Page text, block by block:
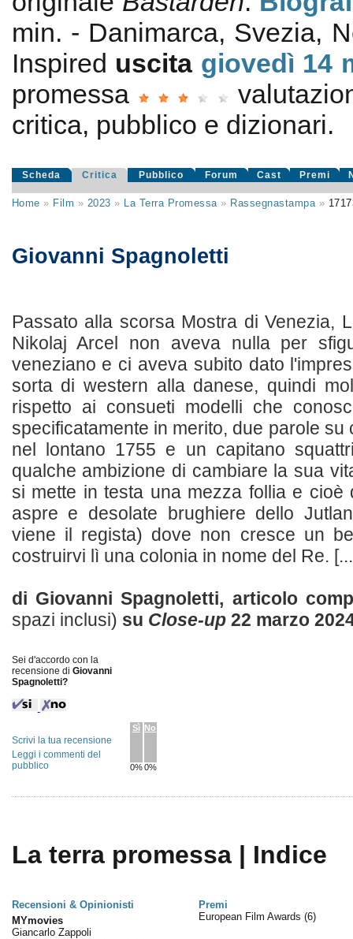
min. - Danimarca, Svezia,
Inspired uscita giovedì 14
promessa
critica, pubblico e dizionari.
Scheda Critica Pubblico Forum Cast Premi
Home » Film » 2023 » La Terra Promessa» Rassegnastampa»
Giovanni Spagnoletti
Passato alla scorsa Mostra di Venezia,
Nikolaj Arcel non aveva nulla per
veneziano e ci aveva subito dato
sorta di western alla danese, quindi
rispetto ai consueti modelli che
specificatamente in merito, due parole su
nel lontano 1755 e un capitano
qualche ambizione di cambiare la sua
si mette in testa una mezza follia e cioè
aspre e desolate brughiere dello
viene il regista) dove non cresce un
costruirvi lì una colonia in nome del Re.
di Giovanni Spagnoletti, articolo
spazi inclusi) su Close-up22 marzo
Sei d'accordo con la
recensione di Giovanni
Spagnoletti?
Sì
0%
No
0%
Scrivi la tua recensione
Leggi i commenti del
pubblico
La terra promessa | Indice
Recensioni & Opinionisti
Premi
MYmovies
Giancarlo Zappoli
European Film Awards (6)